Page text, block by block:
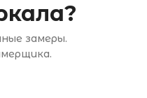
замеры.